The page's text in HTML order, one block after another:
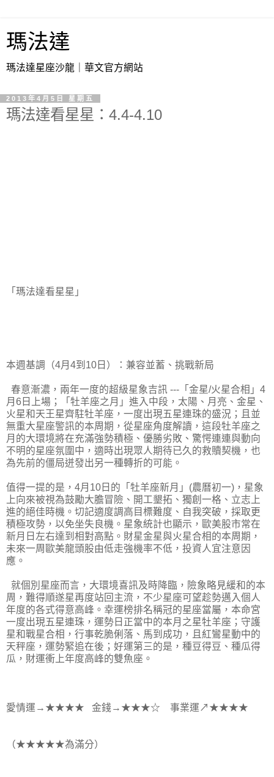
瑪法達
瑪法達星座沙龍｜華文官方網站
2013年4月5日 星期五
瑪法達看星星：4.4-4.10
「瑪法達看星星」
本週基調（4月4到10日）：兼容並蓄、挑戰新局
春意漸濃，兩年一度的超級星象吉訊 ---「金星/火星合相」4
月6日上場；「牡羊座之月」進入中段，太陽、月亮、金星、
火星和天王星齊駐牡羊座，一度出現五星連珠的盛況；且並
無重大星座警訊的本周期，從星座角度解讀，這段牡羊座之
月的大環境將在充滿強勢積極、優勝劣敗、驚愕連連與動向
不明的星座氛圍中，適時出現眾人期待已久的救贖契機，也
為先前的僵局迸發出另一種轉折的可能。
值得一提的是，4月10日的「牡羊座新月」(農曆初一)，星象
上向來被視為鼓勵大膽冒險、開工墾拓、獨創一格、立志上
進的絕佳時機。切記適度調高目標難度、自我突破，採取更
積極攻勢，以免坐失良機。星象統計也顯示，歐美股市常在
新月日左右達到相對高點。財星金星與火星合相的本周期，
未來一周歐美龍頭股由低走強機率不低，投資人宜注意因
應。
就個別星座而言，大環境喜訊及時降臨，險象略見緩和的本
周，難得順遂星再度站回主流，不少星座可望趁勢邁入個人
年度的各式得意高峰。幸運榜排名稱冠的星座當屬，本命宮
一度出現五星連珠，運勢日正當中的本月之星牡羊座；守護
星和戰星合相，行事乾脆俐落、馬到成功，且紅鸞星動中的
天秤座，運勢緊追在後；好運第三的是，種豆得豆、種瓜得
瓜，財運衝上年度高峰的雙魚座。
愛情運→★★★★ 金錢→★★★☆ 事業運↗★★★★
（★★★★★為滿分）